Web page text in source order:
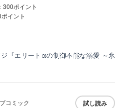
300ポイント
イント
『エリートαの制御不能な溺愛 ～氷
コミック
試し読み